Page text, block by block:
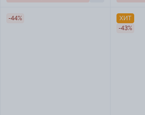
-44%
ХИТ
-43%